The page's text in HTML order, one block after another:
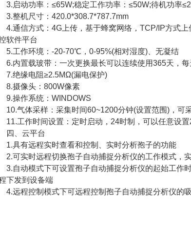
动功率：≤65W;稳定工作功率：≤50W;待机功率
机尺寸：420.0*308.7*787.7mm
信方式：4G上传，基于蜂窝网络，TCP/IP方式上
软件平台
作环境：-20-70℃，0-95%(相对湿度)、无凝结
置载玻带：一次更换最长可以连续使用365天，每
缘电阻≥2.5MΩ(漏电保护)
像头：800W像素
作系统：WINDOWS
气体采样：采集时间60~1200分钟(设置范围)，可采
工作时间设置：定时启动，24时制，可以任意设置
、云平台
有远程实时查看和控制、实时分析孢子的功能
实时远程切换孢子自动捕捉分析仪的工作模式，实
动模式下可设置孢子自动捕捉分析仪的起始工作时
下发到设备端
程控制模式下可远程控制孢子自动捕捉分析仪的吸